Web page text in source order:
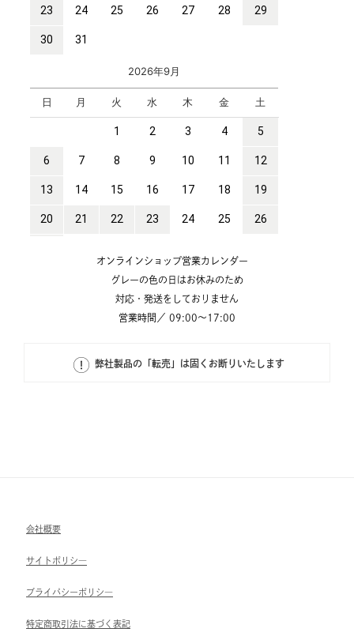
オンラインショップ営業カレンダー
グレーの色の日はお休みのため
対応・発送をしておりません
営業時間／ 09:00～17:00
弊社製品の「転売」は固くお断りいたします
会社概要
サイトポリシ―
ブライパシーポリシ―
特定商取引法に基づく表記